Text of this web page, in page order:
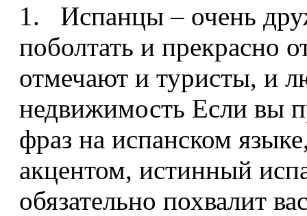
1. Испанцы – очень
поболтать и прекрасно
отмечают и туристы, и
недвижимость Если вы
фраз на испанском
акцентом, истинный
обязательно похвалит